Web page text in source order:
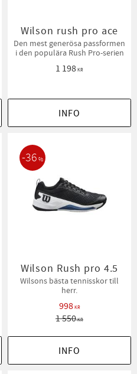
Wilson rush pro ace
Den mest generösa passformen
i den populära Rush Pro-serien
1 198KR
INFO
Wilson Rush pro 4.5
Wilsons bästa tennisskor till
herr.
998KR
1 550KR
36 %
INFO